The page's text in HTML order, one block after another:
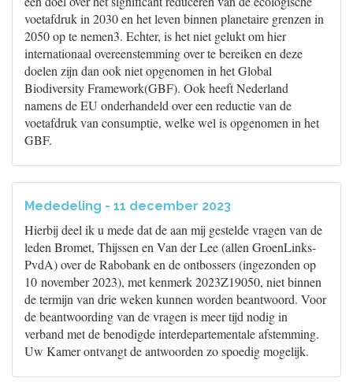
voetafdruk in 2030 en het leven binnen planetaire grenzen in
2050 op te nemen3. Echter, is het niet gelukt om hier
internationaal overeenstemming over te bereiken en deze
doelen zijn dan ook niet opgenomen in het Global
Biodiversity Framework(GBF). Ook heeft Nederland
namens de EU onderhandeld over een reductie van de
voetafdruk van consumptie, welke wel is opgenomen in het
GBF.
Mededeling - 11 december 2023
Hierbij deel ik u mede dat de aan mij gestelde vragen van de
leden Bromet, Thijssen en Van der Lee (allen GroenLinks-
PvdA) over de Rabobank en de ontbossers (ingezonden op
10 november 2023), met kenmerk 2023Z19050, niet binnen
de termijn van drie weken kunnen worden beantwoord. Voor
de beantwoording van de vragen is meer tijd nodig in
verband met de benodigde interdepartementale afstemming.
Uw Kamer ontvangt de antwoorden zo spoedig mogelijk.